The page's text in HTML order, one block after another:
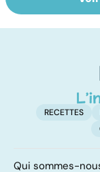
Pathologies
bouche :
RECETTES
Qui sommes-